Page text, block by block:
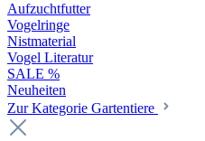
Aufzuchtfutter
Vogelringe
Nistmaterial
Vogel Literatur
SALE %
Neuheiten
Zur Kategorie Gartentiere